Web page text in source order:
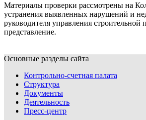
Материалы проверки рассмотрены на
устранения выявленных нарушений и
руководителя управления строительной
представление.
Основные разделы сайта
Контрольно-счетная палата
Структура
Документы
Деятельность
Пресс-центр